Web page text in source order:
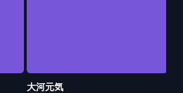
大河元気